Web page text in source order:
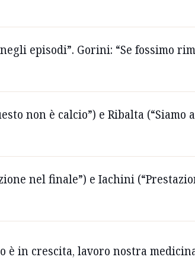
episodi”. Gorini: “Se fossimo
non è calcio”) e Ribalta
nel finale”) e Iachini
è in crescita, lavoro nostra